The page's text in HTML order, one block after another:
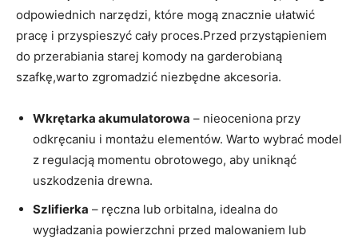
odpowiednich narzędzi, które mogą znacznie ułatwić
pracę i przyspieszyć cały proces.Przed przystąpieniem
do przerabiania starej komody na garderobianą
szafkę,warto zgromadzić niezbędne akcesoria.
Wkrętarka akumulatorowa – nieoceniona przy
odkręcaniu i montażu elementów. Warto wybrać model
z regulacją momentu obrotowego, aby uniknąć
uszkodzenia drewna.
Szlifierka – ręczna lub orbitalna, idealna do
wygładzania powierzchni przed malowaniem lub